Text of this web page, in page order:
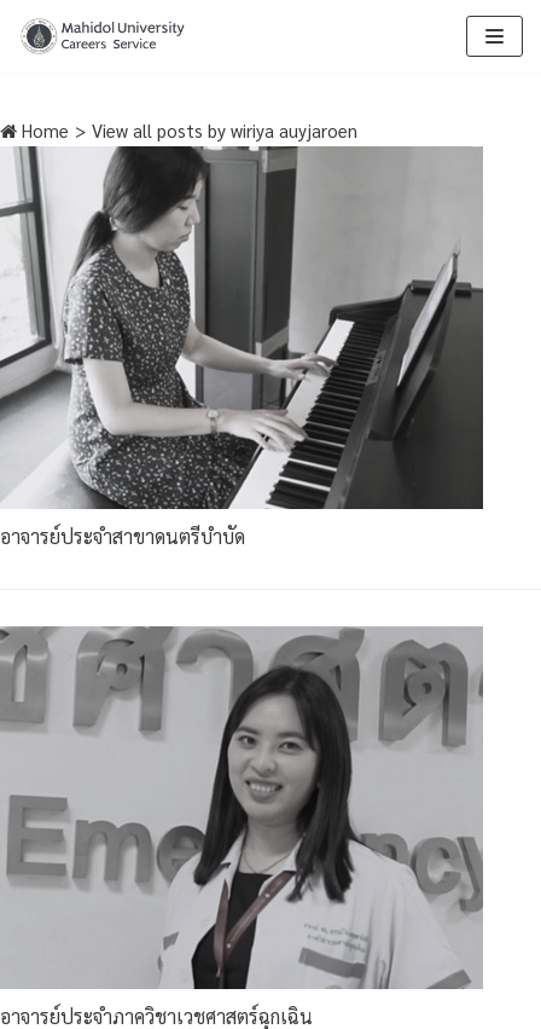
content
Home > View all posts by wiriya auyjaroen
อาจารย์ประจำสาขาดนตรีบำบัด
อาจารย์ประจำภาควิชาเวชศาสตร์ฉุกเฉิน